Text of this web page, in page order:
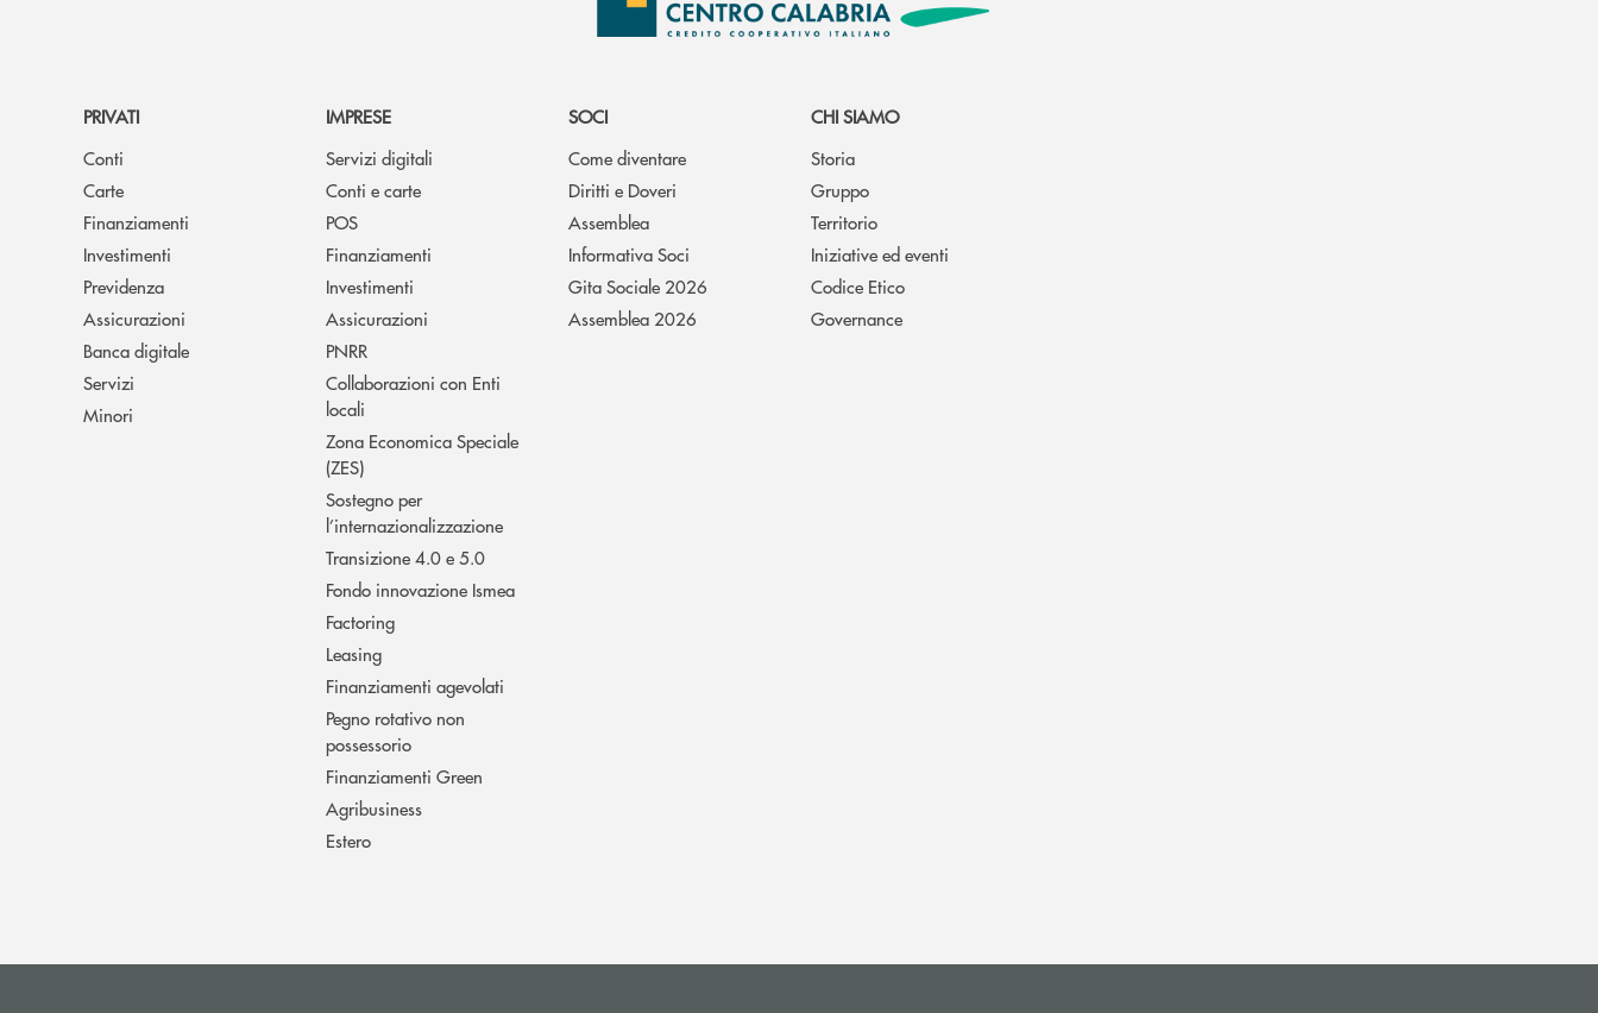
PRIVATI
Conti
Carte
Finanziamenti
Investimenti
Previdenza
Assicurazioni
Banca digitale
Servizi
Minori
IMPRESE
Servizi digitali
Conti e carte
POS
Finanziamenti
Investimenti
Assicurazioni
PNRR
Collaborazioni con Enti
locali
Zona Economica Speciale
(ZES)
Sostegno per
l’internazionalizzazione
Transizione 4.0 e 5.0
Fondo innovazione Ismea
Factoring
Leasing
Finanziamenti agevolati
Pegno rotativo non
possessorio
Finanziamenti Green
Agribusiness
Estero
SOCI
Come diventare
Diritti e Doveri
Assemblea
Informativa Soci
Gita Sociale 2026
Assemblea 2026
CHI SIAMO
Storia
Gruppo
Territorio
Iniziative ed eventi
Codice Etico
Governance